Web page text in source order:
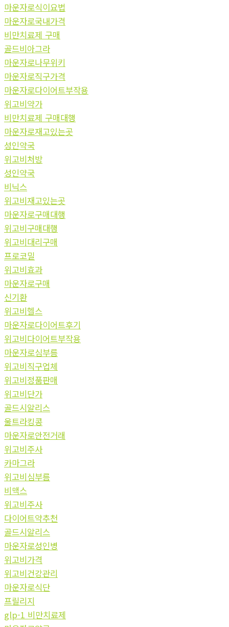
마운자로식이요법
마운자로국내가격
비만치료제 구매
골드비아그라
마운자로나무위키
마운자로직구가격
마운자로다이어트부작용
위고비약가
비만치료제 구매대행
마운자로재고있는곳
성인약국
위고비처방
성인약국
비닉스
위고비재고있는곳
마운자로구매대행
위고비구매대행
위고비대리구매
프로코밀
위고비효과
마운자로구매
신기환
위고비헬스
마운자로다이어트후기
위고비다이어트부작용
마운자로심부름
위고비직구업체
위고비정품판매
위고비단가
골드시알리스
울트라킹콩
마운자로안전거래
위고비주사
카마그라
위고비심부름
비맥스
위고비주사
다이어트약추천
골드시알리스
마운자로성인병
위고비가격
위고비건강관리
마운자로식단
프릴리지
glp-1 비만치료제